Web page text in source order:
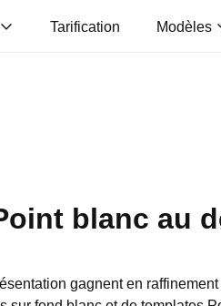
Tarification Modèles
blanc au
gagnent en